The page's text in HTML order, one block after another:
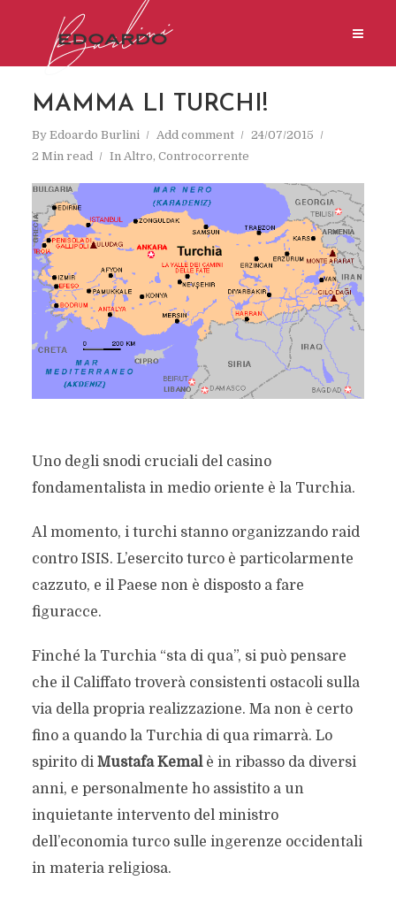
MAMMA LI TURCHI!
By Edoardo Burlini Add comment
24/07/2015
2 Min read
In Altro, Controcorrente
Uno degli snodi cruciali del casino
fondamentalista in medio oriente è la Turchia.
Al momento, i turchi stanno organizzando raid
contro ISIS. L’esercito turco è particolarmente
cazzuto, e il Paese non è disposto a fare
figuracce.
Finché la Turchia “sta di qua”, si può pensare
che il Califfato troverà consistenti ostacoli sulla
via della propria realizzazione. Ma non è certo
fino a quando la Turchia di qua rimarrà. Lo
spirito di Mustafa Kemalè in ribasso da diversi
anni, e personalmente ho assistito a un
inquietante intervento del ministro
dell’economia turco sulle ingerenze occidentali
in materia religiosa.